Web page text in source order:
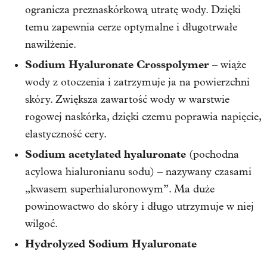
ogranicza preznaskórkową utratę wody. Dzięki
temu zapewnia cerze optymalne i długotrwałe
nawilżenie.
Sodium Hyaluronate Crosspolymer – wiąże
wody z otoczenia i zatrzymuje ja na powierzchni
skóry. Zwiększa zawartość wody w warstwie
rogowej naskórka, dzięki czemu poprawia napięcie,
elastyczność cery.
Sodium acetylated hyaluronate (pochodna
acylowa hialuronianu sodu) – nazywany czasami
„kwasem superhialuronowym”. Ma duże
powinowactwo do skóry i długo utrzymuje w niej
wilgoć.
Hydrolyzed Sodium Hyaluronate